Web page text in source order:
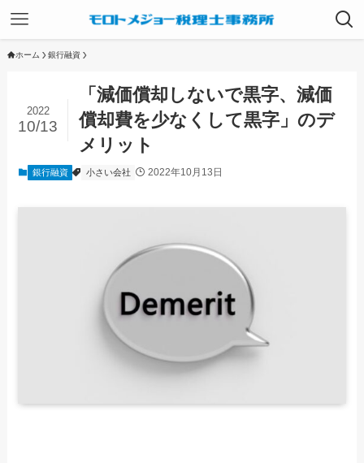
ホーム 銀行融資
「減価償却しないで黒字、減価
償却費を少なくして黒字」のデ
メリット
2022
10/13
銀行融資 小さい会社 2022年10月13日